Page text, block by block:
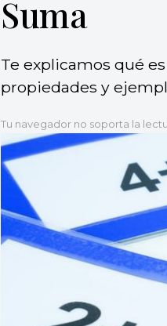
Suma
Te explicamos qué
propiedades y
Tu navegador no soporta la